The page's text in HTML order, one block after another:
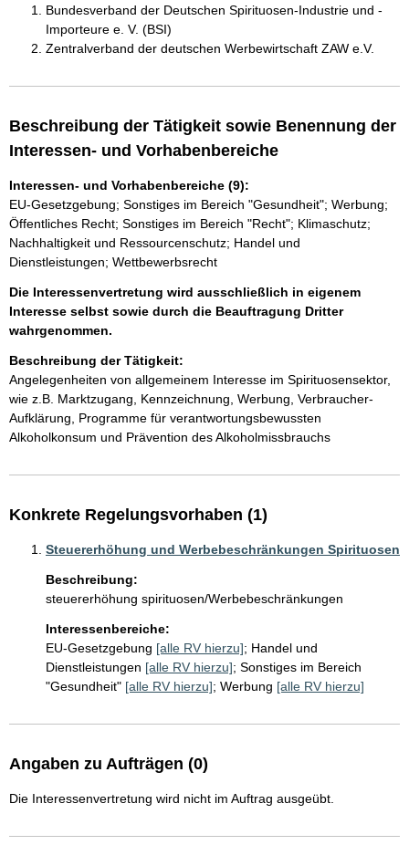
Bundesverband der Deutschen Spirituosen-Industrie und -
Importeure e. V. (BSI)
Zentralverband der deutschen Werbewirtschaft ZAW e.V.
Beschreibung der Tätigkeit sowie Benennung der
Interessen- und Vorhabenbereiche
Interessen- und Vorhabenbereiche (9):
EU-Gesetzgebung; Sonstiges im Bereich "Gesundheit"; Werbung;
Öffentliches Recht; Sonstiges im Bereich "Recht"; Klimaschutz;
Nachhaltigkeit und Ressourcenschutz; Handel und
Dienstleistungen; Wettbewerbsrecht
Die Interessenvertretung wird ausschließlich in eigenem
Interesse selbst sowie durch die Beauftragung Dritter
wahrgenommen.
Beschreibung der Tätigkeit:
Angelegenheiten von allgemeinem Interesse im Spirituosensektor,
wie z.B. Marktzugang, Kennzeichnung, Werbung, Verbraucher-
Aufklärung, Programme für verantwortungsbewussten
Alkoholkonsum und Prävention des Alkoholmissbrauchs
Konkrete Regelungsvorhaben (1)
Steuererhöhung und Werbebeschränkungen Spirituosen
Beschreibung:
steuererhöhung spirituosen/Werbebeschränkungen
Interessenbereiche:
EU-Gesetzgebung [alle RV hierzu]; Handel und
Dienstleistungen [alle RV hierzu]; Sonstiges im Bereich
"Gesundheit" [alle RV hierzu]; Werbung [alle RV hierzu]
Angaben zu Aufträgen (0)
Die Interessenvertretung wird nicht im Auftrag ausgeübt.